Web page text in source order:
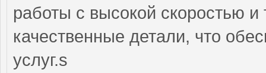
работы с высокой скоростью и
качественные детали, что
услуг.s